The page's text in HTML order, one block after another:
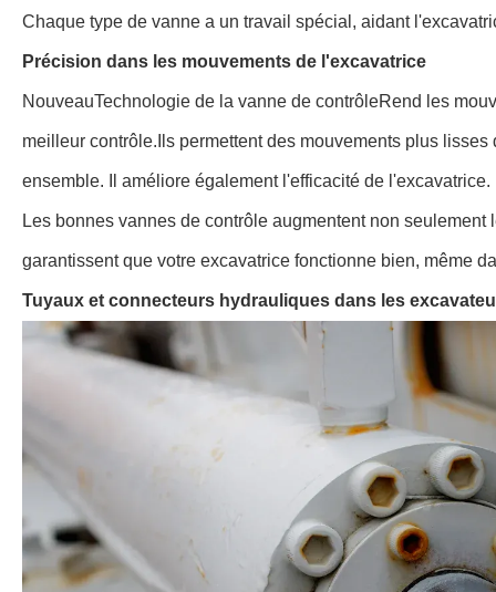
Chaque type de vanne a un travail spécial, aidant
Précision dans les mouvements de l'excavatrice
NouveauTechnologie de la vanne de contrôleRend les
meilleur contrôle. Ils permettent des mouvements plus
ensemble. Il améliore également l'efficacité de l'excavatrice.
Les bonnes vannes de contrôle augmentent non
garantissent que votre excavatrice fonctionne bien, même
Tuyaux et connecteurs hydrauliques dans les